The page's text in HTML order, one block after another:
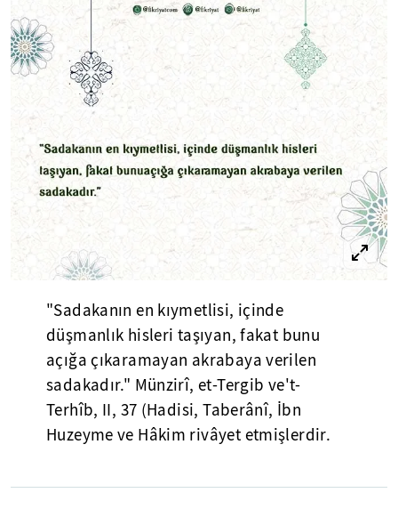
"Sadakanın en kıymetlisi, içinde
düşmanlık hisleri taşıyan, fakat bunu
açığa çıkaramayan akrabaya verilen
sadakadır." Münzirî, et-Tergib ve't-
Terhîb, II, 37 (Hadisi, Taberânî, İbn
Huzeyme ve Hâkim rivâyet etmişlerdir.